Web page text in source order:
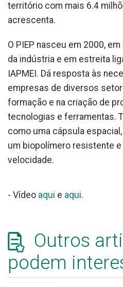
território com mais 6.4
acrescenta.
O PIEP nasceu em 2000,
da indústria e em estreita
IAPMEI. Dá resposta às
empresas de diversos
formação e na criação de
tecnologias e ferramentas.
como uma cápsula
um biopolímero resistente
velocidade.
- Vídeo aqui e aqui.
Outros
podem